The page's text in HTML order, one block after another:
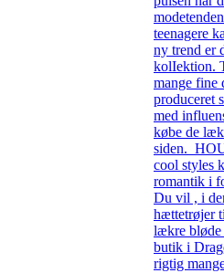
teenagere
ny trend er
kolIektion.
mange fine
produceret
med
købe de
siden.
cool styles
romantik i
Du vil , i
hættetrøjer
lækre bløde
butik i
rigtig